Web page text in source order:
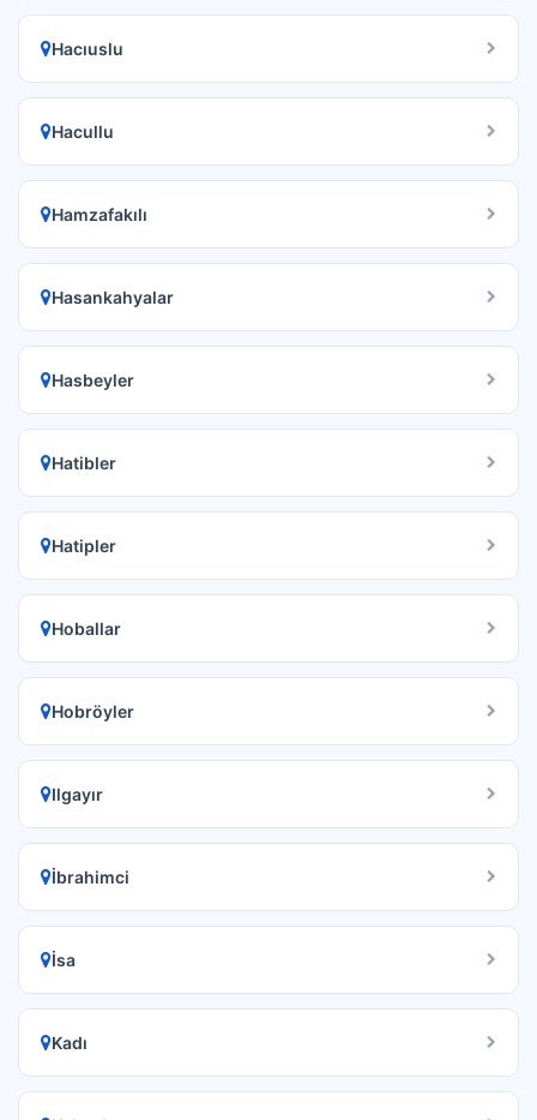
Hacıuslu
Hacullu
Hamzafakılı
Hasankahyalar
Hasbeyler
Hatibler
Hatipler
Hoballar
Hobröyler
Ilgayır
İbrahimci
İsa
Kadı